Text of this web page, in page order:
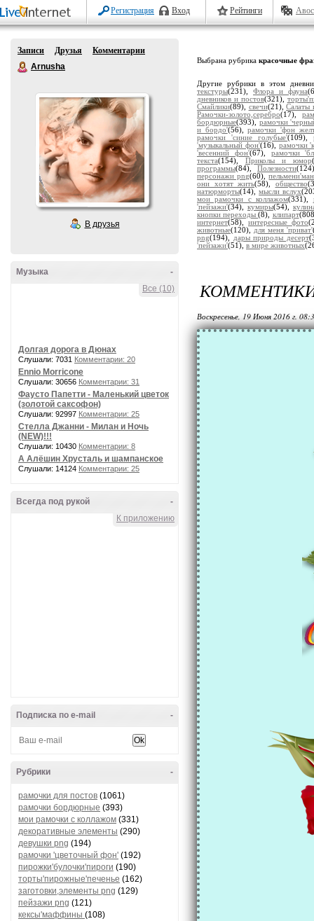
Регистрация Вход Рейтинги
Записи Друзья
Комментарии
Arnusha
В друзья
-
Музыка
Все (10)
Долгая дорога в Дюнах
Слушали: 7031 Комментарии: 20
Ennio Morricone
Слушали: 30656 Комментарии: 31
Фаусто Папетти - Маленький цветок
(золотой саксофон)
Слушали: 92997 Комментарии: 25
Стелла Джанни - Милан и Ночь
(NEW)!!!
Слушали: 10430 Комментарии: 8
А Алёшин Хрусталь и шампанское
Слушали: 14124 Комментарии: 25
-
Всегда под рукой
К приложению
-
Подписка по e-mail
-
Рубрики
рамочки для постов (1061)
рамочки бордюрные (393)
мои рамочки с коллажом (331)
декоративные элементы (290)
девушки png (194)
рамочки 'цветочный фон' (192)
пирожки'булочки'пироги (190)
торты'пирожные'печенье (162)
заготовки,элементы png (129)
пейзажи png (121)
кексы'маффины (108)
Выбрана рубрика красочные
Другие рубрики в этом
текстуры(231), Флора и фауна
дневников и постов(321),
Смайлики(89), свечи(21),Салаты
Рамочки-золото,серебро(17),
бордюрные(393), рамочки
и бордо'(56),рамочки 'фон
рамочки 'синие голубые'(109),
'музыкальный фон'(16), рамочки
'весенний фон'(67), рамочки
текста(154), Приколы и юмор
программы(84),Полезности
персонажи png(60),
они хотят жить(58), общество
натюрморты(14),мысли вслух
мои рамочки с коллажом(331),
'пейзажи'(34), кумиры(54),
кнопки переходы(8), клипарт
интернет(58), интересные фото
животные(120), для меня 'приват'
png(194), дары природы десерт
'пейзажи'(51), в мире животных
Воскресенье, 19 Июня 2016 г.